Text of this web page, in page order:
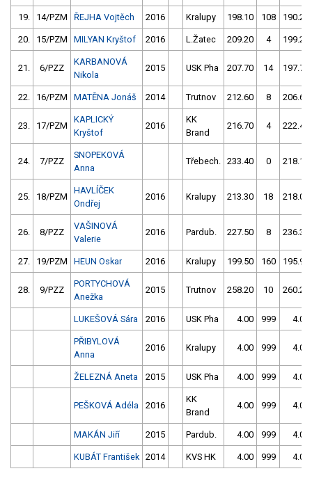
19. 14/PZM ŘEJHA Vojtěch 2016 Kralupy 198.10 108 190.20
20. 15/PZM MILYAN Kryštof 2016 L.Žatec 209.20 4 199.20
21. 6/PZZ
KARBANOVÁ
Nikola
2015 USK Pha 207.70 14 197.70
22. 16/PZM MATĚNA Jonáš 2014 Trutnov 212.60 8 206.60
23. 17/PZM
KAPLICKÝ
Kryštof
2016
KK
Brand
216.70 4 222.40
24. 7/PZZ
SNOPEKOVÁ
Anna
Třebech. 233.40 0 218.10
25. 18/PZM
HAVLÍČEK
Ondřej
2016 Kralupy 213.30 18 218.00
26. 8/PZZ
VAŠINOVÁ
Valerie
2016 Pardub. 227.50 8 236.30
27. 19/PZM HEUN Oskar 2016 Kralupy 199.50 160 195.90
28. 9/PZZ
PORTYCHOVÁ
Anežka
2015 Trutnov 258.20 10 260.20
LUKEŠOVÁ Sára 2016 USK Pha 4.00 999 4.00
PŘIBYLOVÁ
Anna
2016 Kralupy 4.00 999 4.00
ŽELEZNÁ Aneta 2015 USK Pha 4.00 999 4.00
PEŠKOVÁ Adéla 2016
KK
Brand
4.00 999 4.00
MAKÁN Jiří 2015 Pardub. 4.00 999 4.00
KUBÁT František 2014 KVS HK 4.00 999 4.00